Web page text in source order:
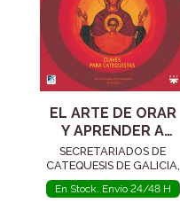
EL ARTE DE ORAR
Y APRENDER A
ORAR
SECRETARIADOS DE
CATEQUESIS DE GALICIA,
En Stock. Envío 24/48 H